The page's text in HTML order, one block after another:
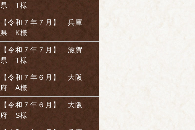
県 T様
【令和７年７月】 兵庫
県 K様
【令和７年７月】 滋賀
県 T様
【令和７年６月】 大阪
府 A様
【令和７年６月】 大阪
府 S様